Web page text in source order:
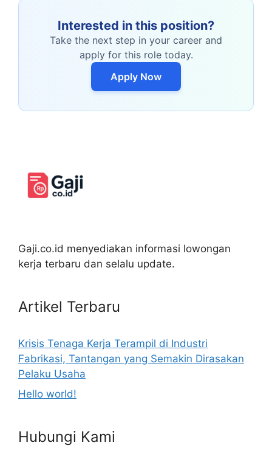
Interested in this position?
Take the next step in your career and
apply for this role today.
Apply Now
Gaji.co.id menyediakan informasi lowongan
kerja terbaru dan selalu update.
Artikel Terbaru
Krisis Tenaga Kerja Terampil di Industri
Fabrikasi, Tantangan yang Semakin Dirasakan
Pelaku Usaha
Hello world!
Hubungi Kami